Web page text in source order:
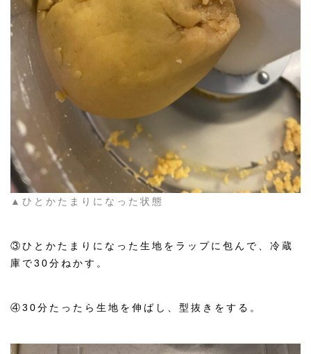
▲ひとかたまりになった状態
③ひとかたまりになった生地をラップに包んで、冷蔵
庫で30分ねかす。
④30分たったら生地を伸ばし、型抜きをする。